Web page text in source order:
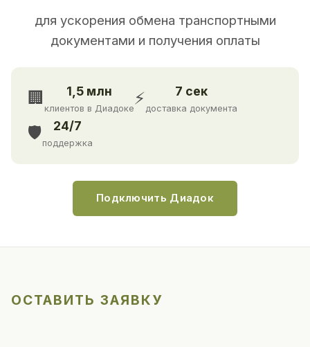
для ускорения обмена транспортными
документами и получения оплаты
🏢 1,5 млн
клиентов в Диадоке
⚡ 7 сек
доставка документа
🛡️ 24/7
поддержка
Подключить Диадок
ОСТАВИТЬ ЗАЯВКУ